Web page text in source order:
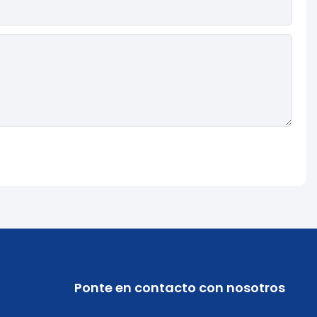
Ponte en contacto con nosotros